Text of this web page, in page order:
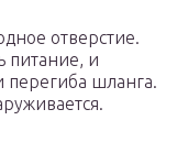
отверстие.
питание, и
перегиба шланга.